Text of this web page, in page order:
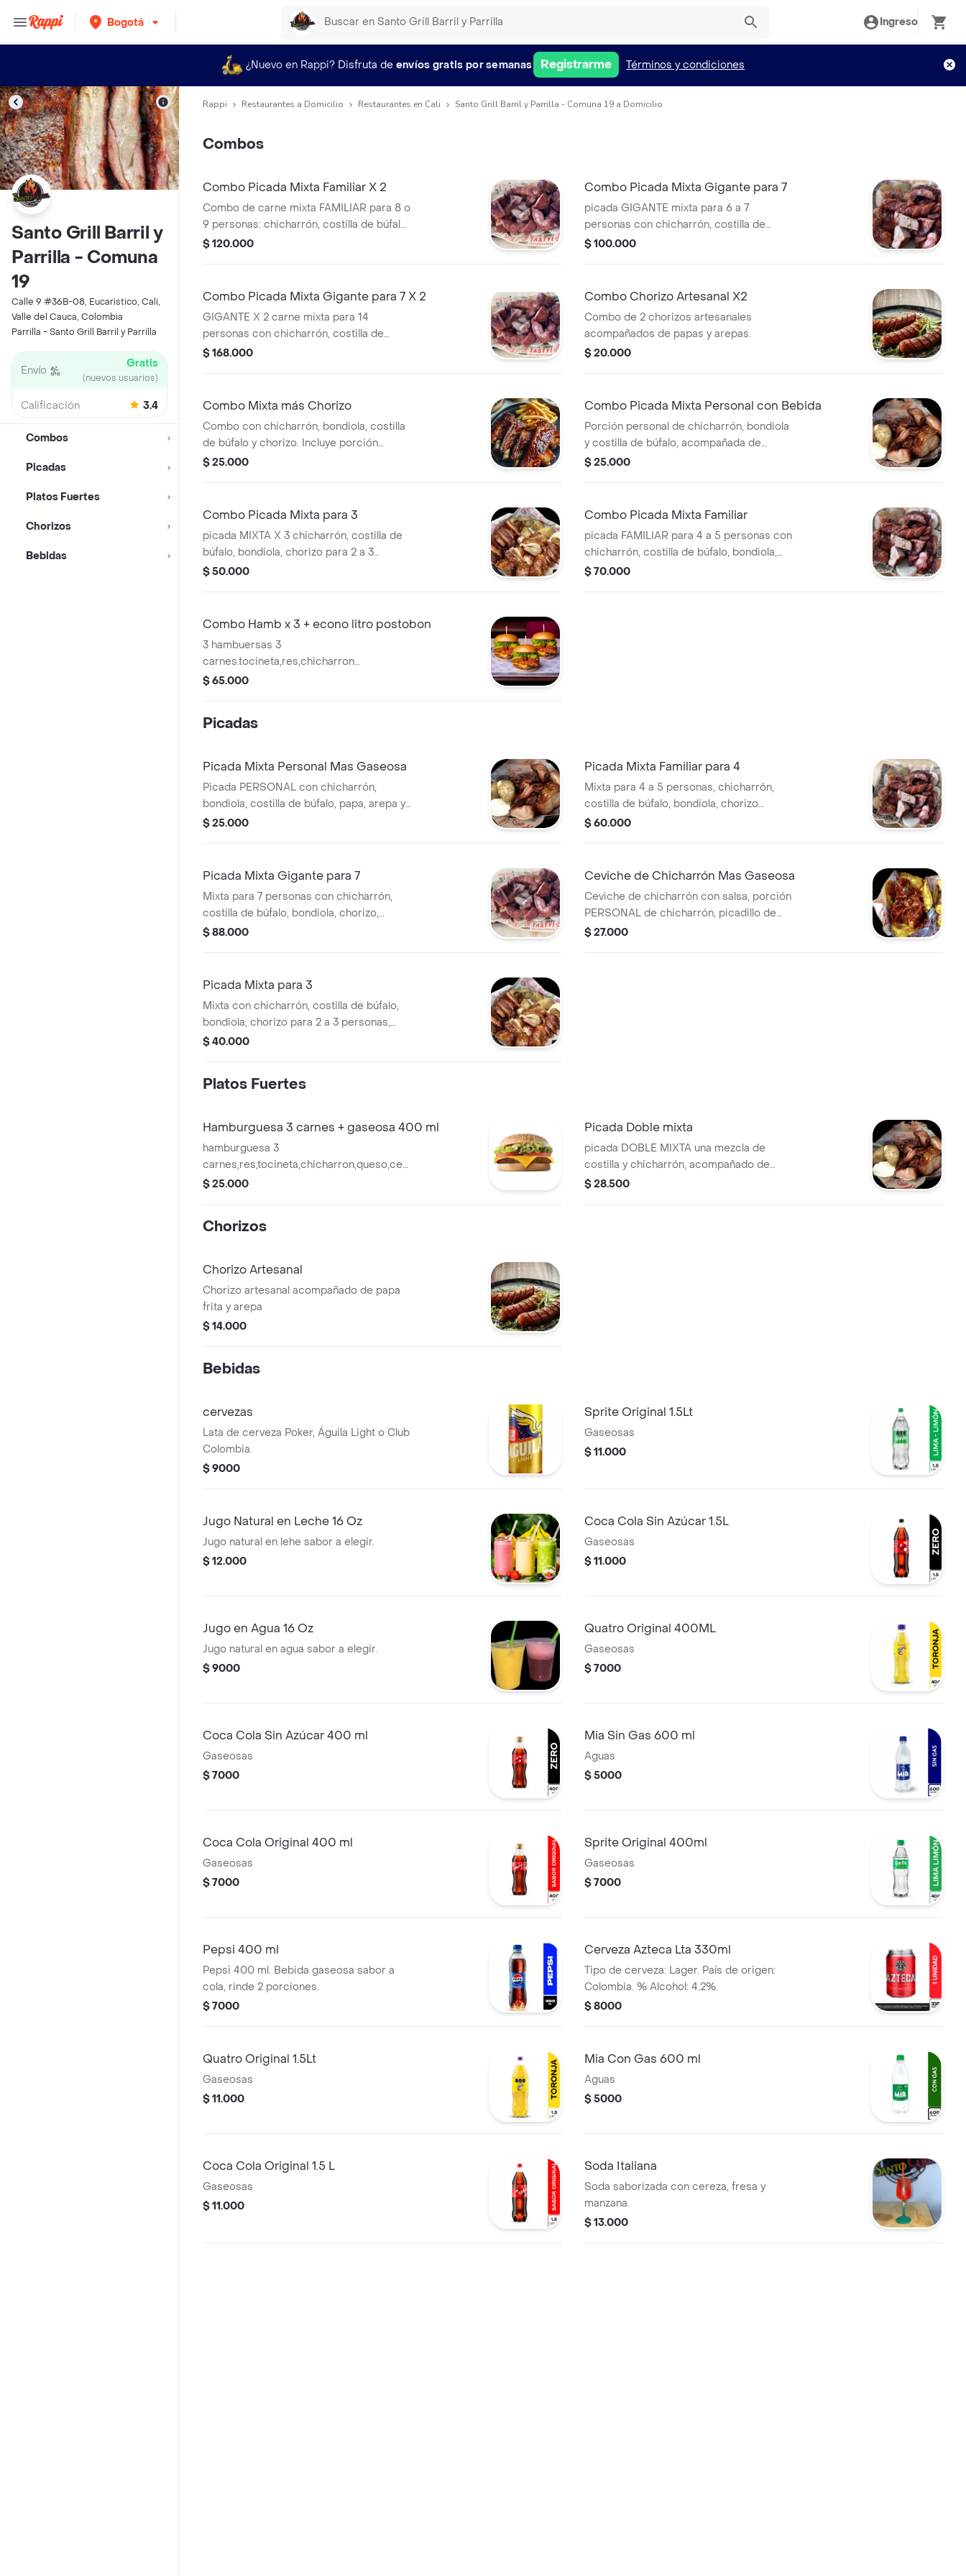
Bogotá Ingreso
¿Nuevo en Rappi? Disfruta de envíos gratis por semanas Registrarme Términos y condiciones
Santo Grill Barril y
Parrilla - Comuna
19
Calle 9 #36B-08, Eucaristico, Cali,
Valle del Cauca, Colombia
Parrilla - Santo Grill Barril y Parrilla
Envío Gratis
(nuevos usuarios)
Calificación 3.4
Combos
Picadas
Platos Fuertes
Chorizos
Bebidas
Rappi Restaurantes a Domicilio Restaurantes en Cali Santo Grill Barril y Parrilla - Comuna 19 a Domicilio
Combos
Combo Picada Mixta Familiar X 2
Combo de carne mixta FAMILIAR para 8 o
9 personas: chicharrón, costilla de búfalo,
bondiola, chorizo. Incluye arepas, papas y
$ 120.000
Combo Picada Mixta Gigante para 7
picada GIGANTE mixta para 6 a 7
personas con chicharrón, costilla de
búfalo, bondiola, chorizo acompañado
$ 100.000
Combo Picada Mixta Gigante para 7 X 2
GIGANTE X 2 carne mixta para 14
personas con chicharrón, costilla de
búfalo, bondiola, chorizo, acompañado de
$ 168.000
Combo Chorizo Artesanal X2
Combo de 2 chorizos artesanales
acompañados de papas y arepas.
$ 20.000
Combo Mixta más Chorizo
Combo con chicharrón, bondiola, costilla
de búfalo y chorizo. Incluye porción
personal.
$ 25.000
Combo Picada Mixta Personal con Bebida
Porción personal de chicharrón, bondiola
y costilla de búfalo, acompañada de
gaseosa 400 ml COCA COLA.
$ 25.000
Combo Picada Mixta para 3
picada MIXTA X 3 chicharrón, costilla de
búfalo, bondiola, chorizo para 2 a 3
personas, acompañado de arepas y
$ 50.000
Combo Picada Mixta Familiar
picada FAMILIAR para 4 a 5 personas con
chicharrón, costilla de búfalo, bondiola,
chorizo, acompañado de arepas, papas y
$ 70.000
Combo Hamb x 3 + econo litro postobon
3 hambuersas 3
carnes.tocineta,res,chicharron
,lechuga.tomate.queso,cebolla
$ 65.000
Picadas
Picada Mixta Personal Mas Gaseosa
Picada PERSONAL con chicharrón,
bondiola, costilla de búfalo, papa, arepa y
gaseosa.
$ 25.000
Picada Mixta Familiar para 4
Mixta para 4 a 5 personas, chicharrón,
costilla de búfalo, bondiola, chorizo
acompañado arepas, papas y salsa
$ 60.000
Picada Mixta Gigante para 7
Mixta para 7 personas con chicharrón,
costilla de búfalo, bondiola, chorizo,
acompañado de arepas, papas y salsa
$ 88.000
Ceviche de Chicharrón Mas Gaseosa
Ceviche de chicharrón con salsa, porción
PERSONAL de chicharrón, picadillo de
tomate, cebolla,cilantro, acompañado de
$ 27.000
Picada Mixta para 3
Mixta con chicharrón, costilla de búfalo,
bondiola, chorizo para 2 a 3 personas,
acompañado de arepas y papas, salsa de
$ 40.000
Platos Fuertes
Hamburguesa 3 carnes + gaseosa 400 ml
hamburguesa 3
carnes,res,tocineta,chicharron,queso,cebolla
caramelizada,lechuga ,tomate y salsas
$ 25.000
Picada Doble mixta
picada DOBLE MIXTA una mezcla de
costilla y chicharrón, acompañado de
papa y arepa.
$ 28.500
Chorizos
Chorizo Artesanal
Chorizo artesanal acompañado de papa
frita y arepa
$ 14.000
Bebidas
cervezas
Lata de cerveza Poker, Águila Light o Club
Colombia.
$ 9000
Sprite Original 1.5Lt
Gaseosas
$ 11.000
Jugo Natural en Leche 16 Oz
Jugo natural en lehe sabor a elegir.
$ 12.000
Coca Cola Sin Azúcar 1.5L
Gaseosas
$ 11.000
Jugo en Agua 16 Oz
Jugo natural en agua sabor a elegir.
$ 9000
Quatro Original 400ML
Gaseosas
$ 7000
Coca Cola Sin Azúcar 400 ml
Gaseosas
$ 7000
Mia Sin Gas 600 ml
Aguas
$ 5000
Coca Cola Original 400 ml
Gaseosas
$ 7000
Sprite Original 400ml
Gaseosas
$ 7000
Pepsi 400 ml
Pepsi 400 ml. Bebida gaseosa sabor a
cola, rinde 2 porciones.
$ 7000
Cerveza Azteca Lta 330ml
Tipo de cerveza: Lager. País de origen:
Colombia. % Alcohol: 4.2%.
$ 8000
Quatro Original 1.5Lt
Gaseosas
$ 11.000
Mia Con Gas 600 ml
Aguas
$ 5000
Coca Cola Original 1.5 L
Gaseosas
$ 11.000
Soda Italiana
Soda saborizada con cereza, fresa y
manzana.
$ 13.000